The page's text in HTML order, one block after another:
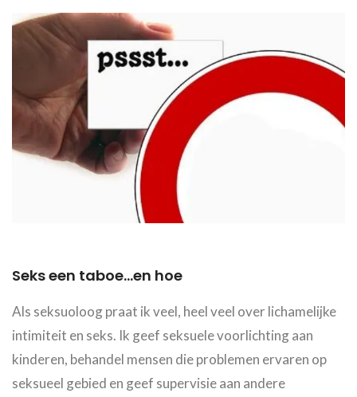
Seks een taboe...en hoe
Als seksuoloog praat ik veel, heel veel over lichamelijke
intimiteit en seks. Ik geef seksuele voorlichting aan
kinderen, behandel mensen die problemen ervaren op
seksueel gebied en geef supervisie aan andere